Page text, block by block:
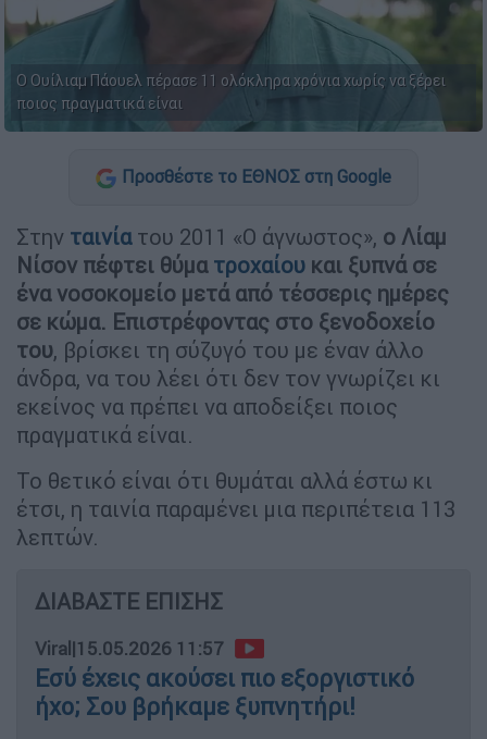
Ο Ουίλιαμ Πάουελ πέρασε 11 ολόκληρα χρόνια χωρίς να ξέρει
ποιος πραγματικά είναι
Προσθέστε το ΕΘΝΟΣ στη Google
Στην ταινίατου 2011 «Ο άγνωστος», ο Λίαμ
Νίσον πέφτει θύμα τροχαίου και ξυπνά σε
ένα νοσοκομείο μετά από τέσσερις ημέρες
σε κώμα. Επιστρέφοντας στο ξενοδοχείο
του, βρίσκει τη σύζυγό του με έναν άλλο
άνδρα, να του λέει ότι δεν τον γνωρίζει κι
εκείνος να πρέπει να αποδείξει ποιος
πραγματικά είναι.
Το θετικό είναι ότι θυμάται αλλά έστω κι
έτσι, η ταινία παραμένει μια περιπέτεια 113
λεπτών.
ΔΙΑΒΑΣΤΕ ΕΠΙΣΗΣ
Viral |15.05.2026 11:57
Εσύ έχεις ακούσει πιο εξοργιστικό
ήχο; Σου βρήκαμε ξυπνητήρι!